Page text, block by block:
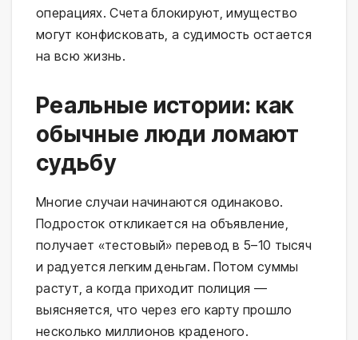
операциях. Счета блокируют, имущество
могут конфисковать, а судимость остается
на всю жизнь.
Реальные истории: как
обычные люди ломают
судьбу
Многие случаи начинаются одинаково.
Подросток откликается на объявление,
получает «тестовый» перевод в 5–10 тысяч
и радуется легким деньгам. Потом суммы
растут, а когда приходит полиция —
выясняется, что через его карту прошло
несколько миллионов краденого.